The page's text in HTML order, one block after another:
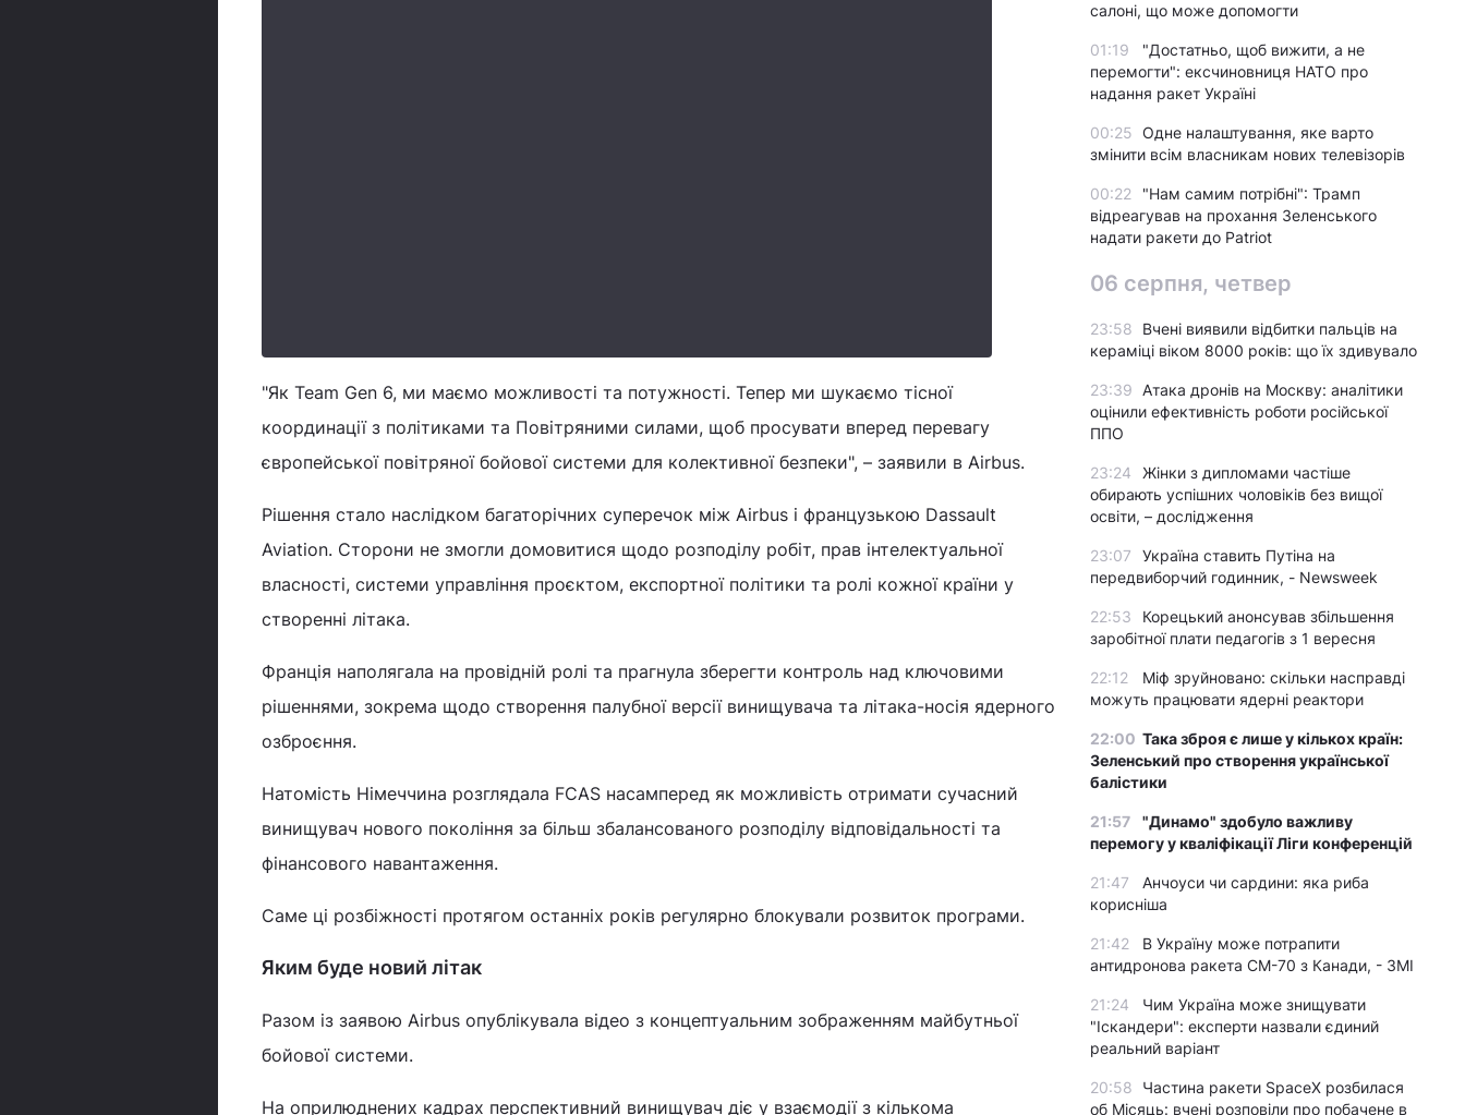
"Як Team Gen 6, ми маємо можливості та потужності. Тепер ми шукаємо тісної
координації з політиками та Повітряними силами, щоб просувати вперед перевагу
європейської повітряної бойової системи для колективної безпеки", – заявили в Airbus.
Рішення стало наслідком багаторічних суперечок між Airbus і французькою Dassault
Aviation. Сторони не змогли домовитися щодо розподілу робіт, прав інтелектуальної
власності, системи управління проєктом, експортної політики та ролі кожної країни у
створенні літака.
Франція наполягала на провідній ролі та прагнула зберегти контроль над ключовими
рішеннями, зокрема щодо створення палубної версії винищувача та літака-носія ядерного
озброєння.
Натомість Німеччина розглядала FCAS насамперед як можливість отримати сучасний
винищувач нового покоління за більш збалансованого розподілу відповідальності та
фінансового навантаження.
Саме ці розбіжності протягом останніх років регулярно блокували розвиток програми.
Яким буде новий літак
Разом із заявою Airbus опублікувала відео з концептуальним зображенням майбутньої
бойової системи.
На оприлюднених кадрах перспективний винищувач діє у взаємодії з кількома
салоні, що може допомогти
01:19
"Достатньо, щоб вижити, а не
перемогти": ексчиновниця НАТО про
надання ракет Україні
00:25 Одне налаштування, яке варто
змінити всім власникам нових телевізорів
00:22
"Нам самим потрібні": Трамп
відреагував на прохання Зеленського
надати ракети до Patriot
06 серпня, четвер
23:58
Вчені виявили відбитки пальців на
кераміці віком 8000 років: що їх здивувало
23:39
Атака дронів на Москву: аналітики
оцінили ефективність роботи російської
ППО
23:24
Жінки з дипломами частіше
обирають успішних чоловіків без вищої
освіти, – дослідження
23:07
Україна ставить Путіна на
передвиборчий годинник, - Newsweek
22:53
Корецький анонсував збільшення
заробітної плати педагогів з 1 вересня
22:12
Міф зруйновано: скільки насправді
можуть працювати ядерні реактори
22:00 Така зброя є лише у кількох країн:
Зеленський про створення української
балістики
21:57
"Динамо" здобуло важливу
перемогу у кваліфікації Ліги конференцій
21:47
Анчоуси чи сардини: яка риба
корисніша
21:42
В Україну може потрапити
антидронова ракета CM-70 з Канади, - ЗМІ
21:24
Чим Україна може знищувати
"Іскандери": експерти назвали єдиний
реальний варіант
20:58
Частина ракети SpaceX розбилася
об Місяць: вчені розповіли про побачене в